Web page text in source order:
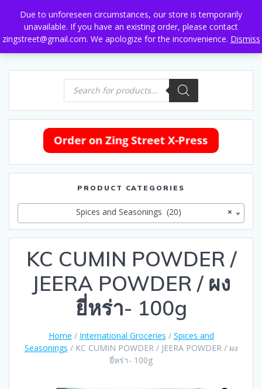
Due to unforeseen circumstances, our store is temporarily
unavailable. If you have an existing order, please contact
zingstreet@gmail.com. We apologize for the inconvenience. Dismiss
to
content
Products
search
PRODUCT CATEGORIES
×
Spices and Seasonings (20)
KC CUMIN POWDER /
JEERA POWDER / ผง
ยี่หร่า- 100g
Home / International Groceries / Spices and
Seasonings / KC CUMIN POWDER / JEERA POWDER / ผง
ยี่หร่า- 100g